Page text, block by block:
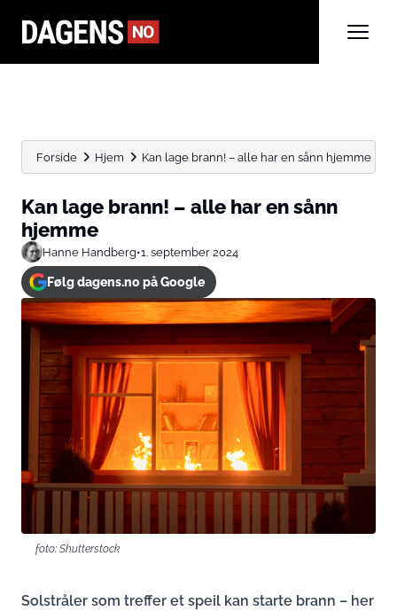
Forside Hjem Kan lage brann! – alle har en sånn hjemme
Kan lage brann! – alle har en sånn
hjemme
Hanne Handberg•1. september 2024
Følg dagens.no på Google
foto: Shutterstock
Solstråler som treffer et speil kan starte brann – her